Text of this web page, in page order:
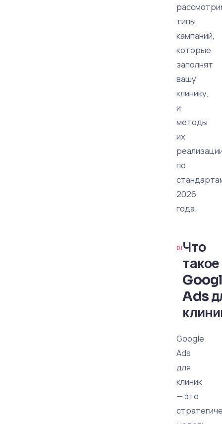
типы
кампаний,
которые
заполнят
вашу
клинику,
и
методы
их
по
2026
года.
Что
такое
Ads
Google
Ads
для
клиник
— это